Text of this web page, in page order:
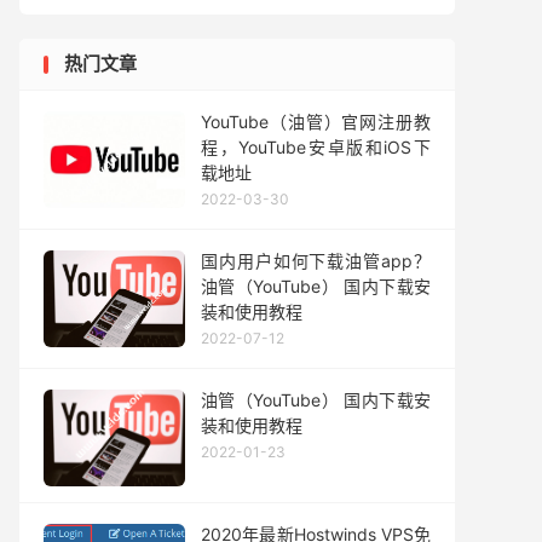
热门文章
YouTube（油管）官网注册教
程，YouTube安卓版和iOS下
载地址
2022-03-30
国内用户如何下载油管app？
油管（YouTube） 国内下载安
装和使用教程
2022-07-12
油管（YouTube） 国内下载安
装和使用教程
2022-01-23
2020年最新Hostwinds VPS免